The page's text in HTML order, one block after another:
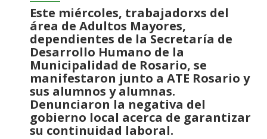
Este miércoles, trabajadorxs del
área de Adultos Mayores,
dependientes de la Secretaría de
Desarrollo Humano de la
Municipalidad de Rosario, se
manifestaron junto a ATE Rosario y
sus alumnos y alumnas.
Denunciaron la negativa del
gobierno local acerca de garantizar
su continuidad laboral.